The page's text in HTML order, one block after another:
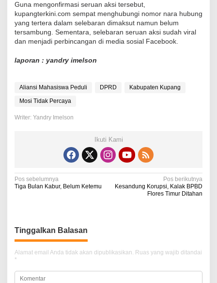
Guna mengonfirmasi seruan aksi tersebut,
kupangterkini.com sempat menghubungi nomor nara hubung
yang tertera dalam selebaran dimaksut namun belum
tersambung. Sementara, selebaran seruan aksi sudah viral
dan menjadi perbincangan di media sosial Facebook.
laporan : yandry imelson
Aliansi Mahasiswa Peduli DPRD
Kabupaten Kupang
Mosi Tidak Percaya
Writer: Yandry Imelson
Ikuti Kami
N
i
g
a
s
Pos sebelumnya
Tiga Bulan Kabur, Belum Ketemu
Pos berikutnya
Kesandung Korupsi, Kalak BPBD
Flores Timur Ditahan
Tinggalkan Balasan
Alamat email Anda tidak akan dipublikasikan. Ruas yang wajib ditandai
*